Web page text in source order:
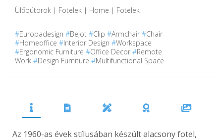
Ülőbútorok | Fotelek | Home | Fotelek
#Europadesign #Bejot #Clip #Armchair #Chair
#Homeoffice #Interior Design #Workspace
#Ergonomic Furniture #Office Decor #Remote
Work #Design Furniture #Multifunctional Space
Az 1960-as évek stílusában készült alacsony fotel,